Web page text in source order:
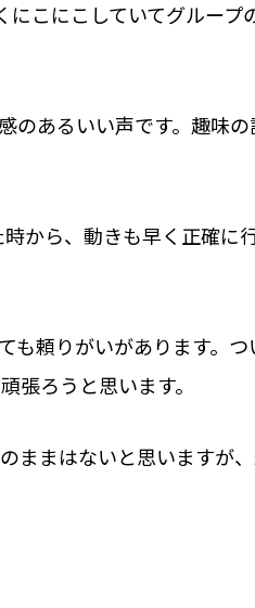
こにこしていてグループ
のあるいい声です。趣味
から、動きも早く正確に
も頼りがいがあります。つ
張ろうと思います。
ままはないと思いますが